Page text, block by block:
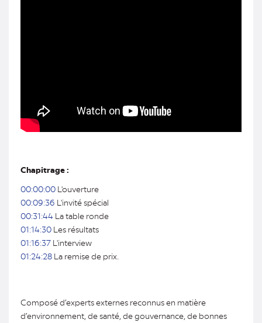
Chapitrage :
00:00:00 L'ouverture
00:09:36 L'invité spécial
00:31:44 La table ronde
01:14:30 Les résultats
01:16:37 L'interview
01:24:28 La remise de prix.
Composé d’experts externes reconnus en matière
d’environnement, de santé, de gouvernance, de bonnes